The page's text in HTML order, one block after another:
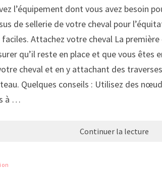
l’équipement dont vous avez besoin
de sellerie de votre cheval pour
Attachez votre cheval La
qu’il reste en place et que vous êtes
cheval et en y attachant des
Quelques conseils : Utilisez des
à …
Continuer la lecture